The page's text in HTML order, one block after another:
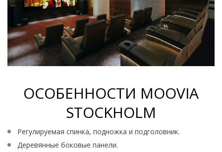
ОСОБЕННОСТИ MOOVIA
STOCKHOLM
Регулируемая спинка, подножка и подголовник.
Деревянные боковые панели.